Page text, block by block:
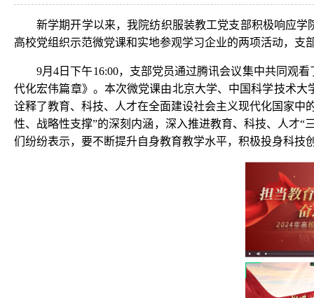
新学期开学以来，我院纺织服装教工党支部积极响应
高校党组织示范微党课和实地参观学习企业的两项活动，
9月4日下午16:00，支部党员通过腾讯会议集中共同观
代化宏伟篇章》。本次微党课由北京大学、中国科学技术
诠释了教育、科技、人才在全面建设社会主义现代化国家
性、战略性支撑”的深刻内涵，深入推进教育、科技、人才
们纷纷表示，要不断提升自身教育教学水平，积极投身科技